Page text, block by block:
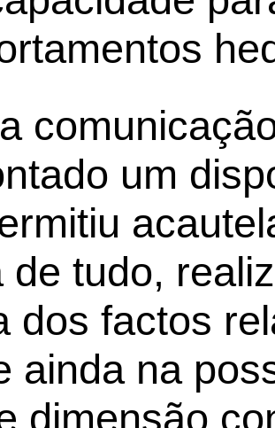
um
de tudo,
dos factos
ainda na
dimensão